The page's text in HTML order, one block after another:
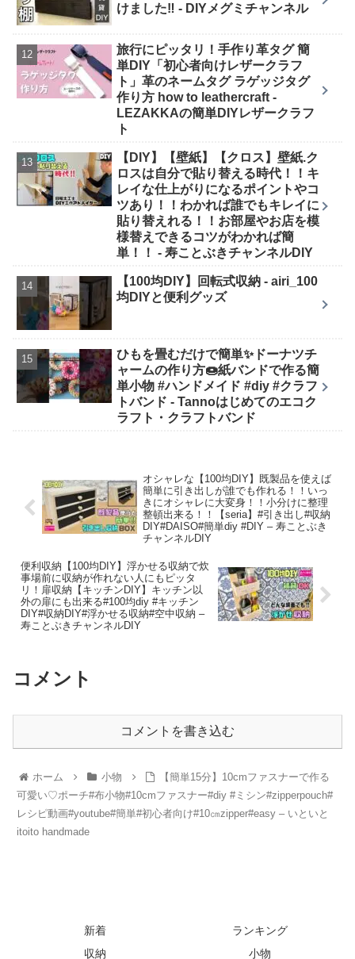
けました‼︎ - DIYメグミチャンネル
旅行にピッタリ！手作り革タグ 簡
単DIY「初心者向けレザークラフ
ト」革のネームタグ ラゲッジタグ
作り方 how to leathercraft -
LEZAKKAの簡単DIYレザークラフ
ト
【DIY】【壁紙】【クロス】壁紙.ク
ロスは自分で貼り替える時代！！キ
レイな仕上がりになるポイントやコ
ツあり！！わかれば誰でもキレイに
貼り替えれる！！お部屋やお店を模
様替えできるコツがわかれば簡
単！！ - 寿ことぶきチャンネルDIY
【100均DIY】回転式収納 - airi_100
均DIYと便利グッズ
ひもを畳むだけで簡単✨ドーナツチ
ャームの作り方🍩紙バンドで作る簡
単小物 #ハンドメイド #diy #クラフ
トバンド - Tannoはじめてのエコク
ラフト・クラフトバンド
オシャレな【100均DIY】既製品を使えば
簡単に引き出しが誰でも作れる！！いっ
きにオシャレに大変身！！小分けに整理
整頓出来る！！【seria】#引き出し#収納
DIY#DAISO#簡単diy #DIY – 寿ことぶき
チャンネルDIY
便利収納【100均DIY】浮かせる収納で炊
事場前に収納が作れない人にもピッタ
リ！扉収納【キッチンDIY】キッチン以
外の扉にも出来る#100均diy #キッチン
DIY#収納DIY#浮かせる収納#空中収納 –
寿ことぶきチャンネルDIY
コメント
コメントを書き込む
ホーム 小物
【簡単15分】10cmファスナーで作る
可愛い♡ポーチ#布小物#10cmファスナー#diy #ミシン#zipperpouch#
レシピ動画#youtube#簡単#初心者向け#10㎝zipper#easy – いといと
itoito handmade
新着
ランキング
収納
小物